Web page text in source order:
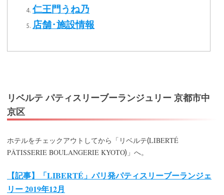
仁王門うね乃
店舗･施設情報
リベルテ パティスリーブーランジュリー 京都市中
京区
ホテルをチェックアウトしてから「リベルテ(LIBERTÉ
PÂTISSERIE BOULANGERIE KYOTO)」へ。
【記事】「LIBERTÉ」パリ発パティスリーブーランジェ
リー 2019年12月